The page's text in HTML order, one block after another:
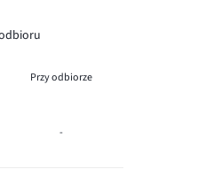
Przy odbiorze
-